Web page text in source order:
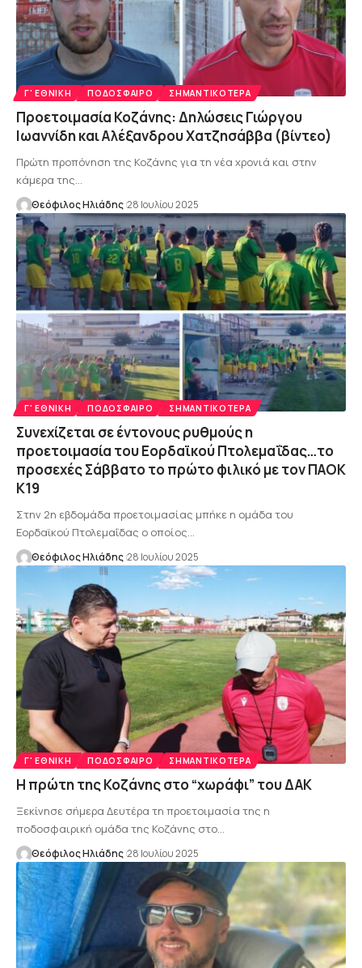
Γ' ΕΘΝΙΚΉ ΠΟΔΌΣΦΑΙΡΟ ΣΗΜΑΝΤΙΚΌΤΕΡΑ
Προετοιμασία Κοζάνης: Δηλώσεις Γιώργου
Ιωαννίδη και Αλέξανδρου Χατζησάββα (βίντεο)
Πρώτη προπόνηση της Κοζάνης για τη νέα χρονιά και στην
κάμερα της…
Θεόφιλος Ηλιάδης 28 Ιουλίου 2025
Γ' ΕΘΝΙΚΉ ΠΟΔΌΣΦΑΙΡΟ ΣΗΜΑΝΤΙΚΌΤΕΡΑ
Συνεχίζεται σε έντονους ρυθμούς η
προετοιμασία του Εορδαϊκού Πτολεμαΐδας…το
προσεχές Σάββατο το πρώτο φιλικό με τον ΠΑΟΚ
Κ19
Στην 2η εβδομάδα προετοιμασίας μπήκε η ομάδα του
Εορδαϊκού Πτολεμαΐδας ο οποίος…
Θεόφιλος Ηλιάδης 28 Ιουλίου 2025
Γ' ΕΘΝΙΚΉ ΠΟΔΌΣΦΑΙΡΟ ΣΗΜΑΝΤΙΚΌΤΕΡΑ
Η πρώτη της Κοζάνης στο “χωράφι” του ΔΑΚ
Ξεκίνησε σήμερα Δευτέρα τη προετοιμασία της η
ποδοσφαιρική ομάδα της Κοζάνης στο…
Θεόφιλος Ηλιάδης 28 Ιουλίου 2025